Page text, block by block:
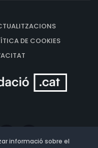
DE COOKIES
informació sobre el